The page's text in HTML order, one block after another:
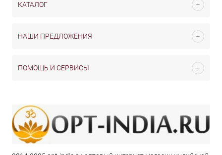
КАТАЛОГ
НАШИ ПРЕДЛОЖЕНИЯ
ПОМОЩЬ И СЕРВИСЫ